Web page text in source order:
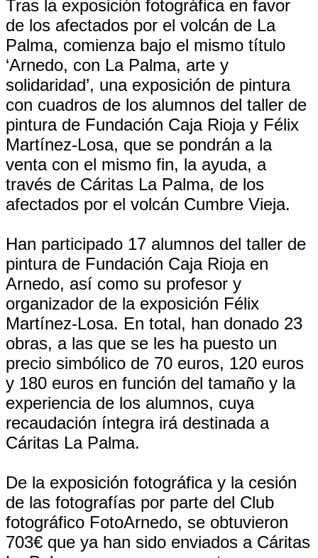
Tras la exposición fotográfica en favor
de los afectados por el volcán de La
Palma, comienza bajo el mismo título
‘Arnedo, con La Palma, arte y
solidaridad’, una exposición de pintura
con cuadros de los alumnos del taller de
pintura de Fundación Caja Rioja y Félix
Martínez-Losa, que se pondrán a la
venta con el mismo fin, la ayuda, a
través de Cáritas La Palma, de los
afectados por el volcán Cumbre Vieja.
Han participado 17 alumnos del taller de
pintura de Fundación Caja Rioja en
Arnedo, así como su profesor y
organizador de la exposición Félix
Martínez-Losa. En total, han donado 23
obras, a las que se les ha puesto un
precio simbólico de 70 euros, 120 euros
y 180 euros en función del tamaño y la
experiencia de los alumnos, cuya
recaudación íntegra irá destinada a
Cáritas La Palma.
De la exposición fotográfica y la cesión
de las fotografías por parte del Club
fotográfico FotoArnedo, se obtuvieron
703€ que ya han sido enviados a Cáritas